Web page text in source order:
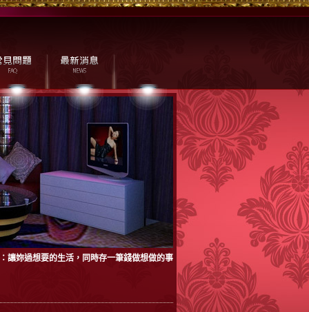
讓妳過想要的生活，同時存一筆錢做想做的事